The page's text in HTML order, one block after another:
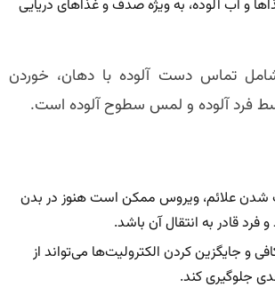
و آب آلوده، به ویژه صدف و غذاهای دریایی
تماس دست آلوده با دهان، خوردن
فرد آلوده و لمس سطوح آلوده است.
شدن علائم، ویروس ممکن است هنوز در بدن
قادر به انتقال آن باشد.
و جایگزین کردن الکترولیت‌ها می‌تواند از
جلوگیری کند.